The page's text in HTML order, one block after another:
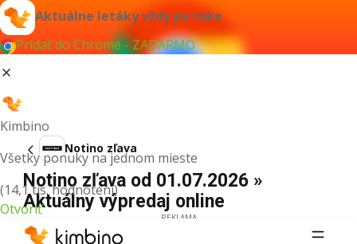
Aktuálne letáky vždy po ruke
Pridať do Chrome - ZADARMO
Kimbino
Všetky ponuky na jednom mieste
(14,1 tis. hodnotení)
Otvoriť
Notino zľava
Notino zľava od 01.07.2026 »
Aktuálny výpredaj online
REKLAMA